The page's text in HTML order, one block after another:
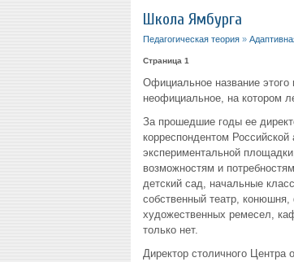
Школа Ямбурга
Педагогическая теория»
Страница 1
Официальное название этого
неофициальное, на котором
За прошедшие годы ее
корреспондентом
экспериментальной
возможностям и
детский сад, начальные
собственный театр,
художественных ремесел,
только нет.
Директор столичного